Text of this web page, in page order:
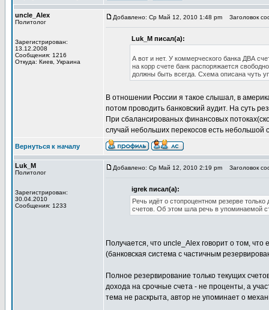
uncle_Alex
Политолог
Зарегистрирован:
13.12.2008
Сообщения: 1216
Откуда: Киев, Украина
Добавлено: Ср Май 12, 2010 1:48 pm Заголовок
Luk_M писал(а):
А вот и нет. У коммерческого банка ДВА
на корр счете банк распоряжается
должны быть всегда. Схема описана чуть
В отношении России я такое слышал, в
потом проводить банковский аудит. На суть
При сбалансированых финансовых
случай небольших перекосов есть
Вернуться к началу
Luk_M
Политолог
Зарегистрирован:
30.04.2010
Сообщения: 1233
Добавлено: Ср Май 12, 2010 2:19 pm Заголовок
igrek писал(а):
Речь идёт о стопроцентном резерве
счетов. Об этом шла речь в упоминаемой
Получается, что uncle_Alex говорит о том,
(банковская система с частичным
Полное резервирование только текущих
дохода на срочные счета - не проценты, а
тема не раскрыта, автор не упоминает о